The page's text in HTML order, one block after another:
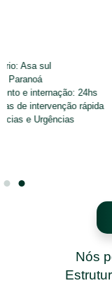
●Depressão leve a
●Ansiedade leve a
●Transtornos(todos)
●Dependência(todas)
●Surtos e Recaídas
Nós